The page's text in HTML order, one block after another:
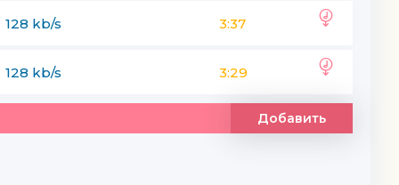
128 kb/s 3:37
128 kb/s 3:29
Добавить